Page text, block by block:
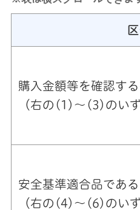
購入金額等を確認す
（右の(1)～(3)のい
安全基準適合品であ
（右の(4)～(6)のい